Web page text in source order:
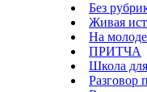
Без
Живая
На
ПРИТЧА
Школа
Разговор